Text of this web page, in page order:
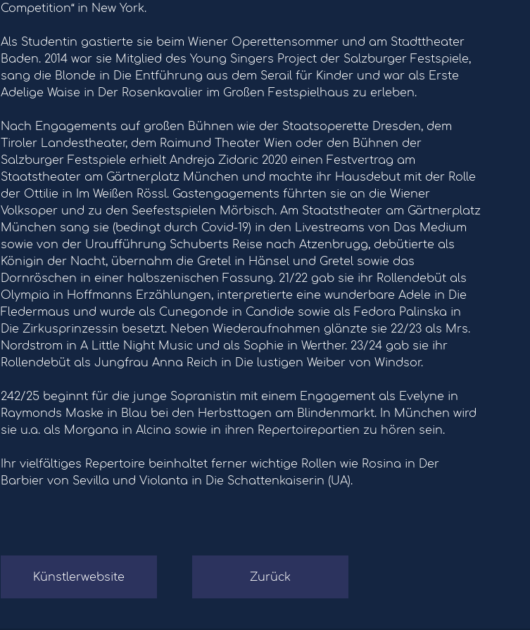
Competition“ in New York.
Als Studentin gastierte sie beim Wiener Operettensommer und am Stadttheater
Baden. 2014 war sie Mitglied des Young Singers Project der Salzburger Festspiele,
sang die Blonde in Die Entführung aus dem Serail für Kinder und war als Erste
Adelige Waise in Der Rosenkavalier im Großen Festspielhaus zu erleben.
Nach Engagements auf großen Bühnen wie der Staatsoperette Dresden, dem
Tiroler Landestheater, dem Raimund Theater Wien oder den Bühnen der
Salzburger Festspiele erhielt Andreja Zidaric 2020 einen Festvertrag am
Staatstheater am Gärtnerplatz München und machte ihr Hausdebut mit der Rolle
der Ottilie in Im Weißen Rössl. Gastengagements führten sie an die Wiener
Volksoper und zu den Seefestspielen Mörbisch. Am Staatstheater am Gärtnerplatz
München sang sie (bedingt durch Covid-19) in den Livestreams von Das Medium
sowie von der Uraufführung Schuberts Reise nach Atzenbrugg, debütierte als
Königin der Nacht, übernahm die Gretel in Hänsel und Gretel sowie das
Dornröschen in einer halbszenischen Fassung. 21/22 gab sie ihr Rollendebüt als
Olympia in Hoffmanns Erzählungen, interpretierte eine wunderbare Adele in Die
Fledermaus und wurde als Cunegonde in Candide sowie als Fedora Palinska in
Die Zirkusprinzessin besetzt. Neben Wiederaufnahmen glänzte sie 22/23 als Mrs.
Nordstrom in A Little Night Music und als Sophie in Werther. 23/24 gab sie ihr
Rollendebüt als Jungfrau Anna Reich in Die lustigen Weiber von Windsor.
242/25 beginnt für die junge Sopranistin mit einem Engagement als Evelyne in
Raymonds Maske in Blau bei den Herbsttagen am Blindenmarkt. In München wird
sie u.a. als Morgana in Alcina sowie in ihren Repertoirepartien zu hören sein.
Ihr vielfältiges Repertoire beinhaltet ferner wichtige Rollen wie Rosina in Der
Barbier von Sevilla und Violanta in Die Schattenkaiserin (UA).
Künstlerwebsite Zurück